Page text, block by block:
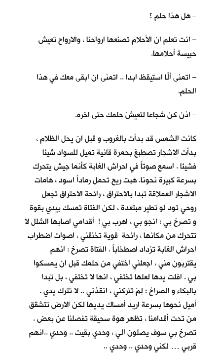
– هل هذا حلم ؟
– انت تعلم ان الأحلام تصنعها ارواحنا ، والارواح تعيش
حبيسة أحلامها.
– اتمنى ألّا استيقظ ابدا .. اتمنى ان ابقى معكِ في هذا
الحلم.
– اذن كن شجاعا لتعيشَ حلمك حتى اخره.
كانت الشمس قد بدأت بالغروب و قبل ان يحل الظلام ،
بدأت الاشجار تصطبغ بحمرة قانية تميل للسواد شيئا
فشيئا . اسمع صوتاً في احراش الغابة كأنما جيش يتحرك
بسرعة كبيرة نحونا. هبت ريح تحمل رماداً اسود ، هامات
الاشجار العملاقة تبدا بالاحتراق ، رائحة الاحتراق تجعل
روحي تود لو تطير مبتعدة ، لكن الفتاة تمسك بيدي بقوة
و تصرخ بي : انجو بي ، اهرب بي ! أقدامي اصابها الشلل لا
تتحرك من مكانها ، رائحة قوية تخنقني ، اصوات اضطراب
احراش الغابة تزداد اصطخاباً . الفتاة تصرخ : انهم
يقتربون مني ، اجعلني اختفي من حلمك قبل ان يمسكوا
بي . افلت يدها لعلها تختفي ، انها لا تختفي ، بل تبدا
بالبكاء و الصراخ : لِمَ تتركني ، انقذني .. لا تترك يدي .
أميل نحوها بسرعة اريد أمساك يديها لكن الارض تتشقق
من تحت أقدامنا ، تظهر هوة سحيقة تفصلنا عن بعض .
تصرخ بي سوف يصلون الي ، وحدي بقيت .. وحدي ..انهم
قربي … لكني وحدي .. وحدي ..